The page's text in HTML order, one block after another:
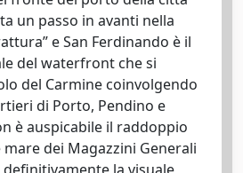
un passo in avanti nella
e San Ferdinando è il
del waterfront che si
del Carmine coinvolgendo
di Porto, Pendino e
è auspicabile il raddoppio
dei Magazzini Generali